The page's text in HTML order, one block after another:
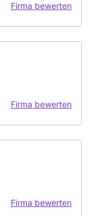
Firma bewerten
Firma bewerten
Firma bewerten